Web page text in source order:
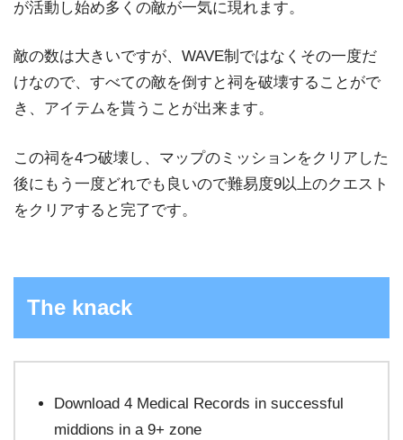
が活動し始め多くの敵が一気に現れます。
敵の数は大きいですが、WAVE制ではなくその一度だ
けなので、すべての敵を倒すと祠を破壊することがで
き、アイテムを貰うことが出来ます。
この祠を4つ破壊し、マップのミッションをクリアした
後にもう一度どれでも良いので難易度9以上のクエスト
をクリアすると完了です。
The knack
Download 4 Medical Records in successful
middions in a 9+ zone